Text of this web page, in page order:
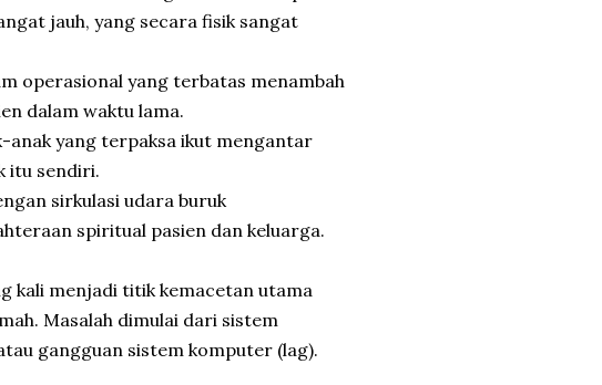
jauh, yang secara fisik sangat
operasional yang terbatas menambah
dalam waktu lama.
anak yang terpaksa ikut mengantar
itu sendiri.
sirkulasi udara buruk
spiritual pasien dan keluarga.
kali menjadi titik kemacetan utama
Masalah dimulai dari sistem
gangguan sistem komputer (lag).